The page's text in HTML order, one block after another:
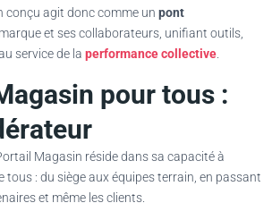
conçu agit donc comme un pont
et ses collaborateurs, unifiant outils,
service de la performance collective
pour tous :
Magasin réside dans sa capacité à
tous : du siège aux équipes terrain, en passant
et même les clients.